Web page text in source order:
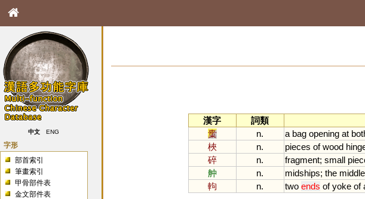
中文 ENG
字形
部首索引
筆畫索引
甲骨部件表
金文部件表
漢字
詞類
㯱
n. a bag opening at
梜
n. pieces of wood
碎
n. fragment; small
舯
n. midships; the middle
軥
n. two ends of yoke of